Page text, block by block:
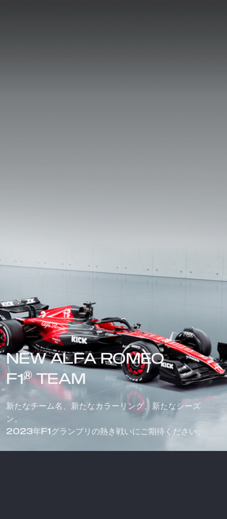
NEW ALFA ROMEO
F1®TEAM
新たなチーム名、新たなカラーリング、新たなシーズ
ン。
2023年F1グランプリの熱き戦いにご期待ください。